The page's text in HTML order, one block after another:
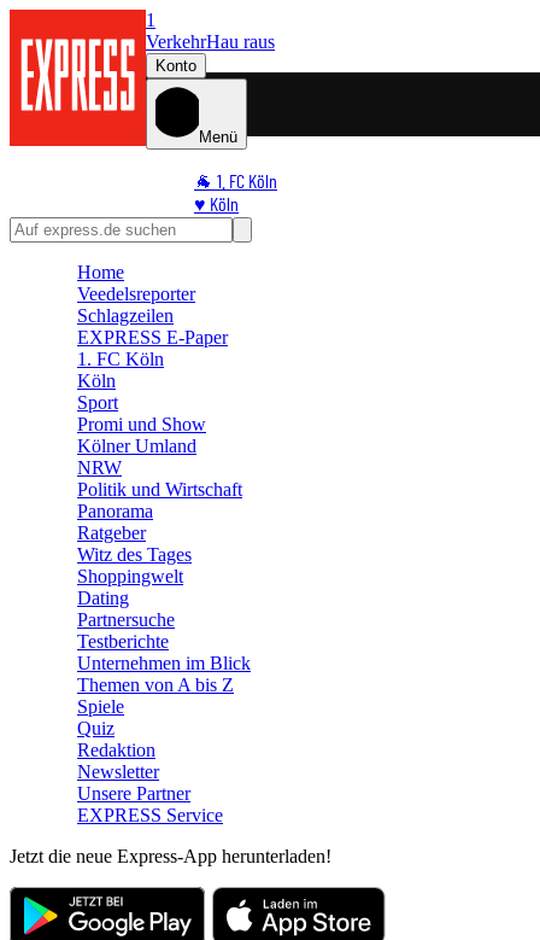
1
VerkehrHau raus
Konto
Menü
🐐 1. FC Köln
♥️ Köln
⭐ Promi
🛒 Shoppingwelt
Home
Veedelsreporter
Schlagzeilen
EXPRESS E-Paper
1. FC Köln
Köln
Sport
Promi und Show
Kölner Umland
NRW
Politik und Wirtschaft
Panorama
Ratgeber
Witz des Tages
Shoppingwelt
Dating
Partnersuche
Testberichte
Unternehmen im Blick
Themen von A bis Z
Spiele
Quiz
Redaktion
Newsletter
Unsere Partner
EXPRESS Service
Jetzt die neue Express-App herunterladen!